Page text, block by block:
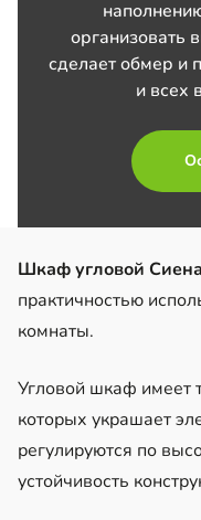
организовать
сделает обмер и
и всех
Шкаф угловой Сиена
практичностью
комнаты.
Угловой шкаф имеет
которых украшает
регулируются по
устойчивость